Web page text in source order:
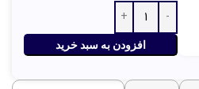
شارژ
انتقال
(480Mbps)
افزودن به سبد خرید